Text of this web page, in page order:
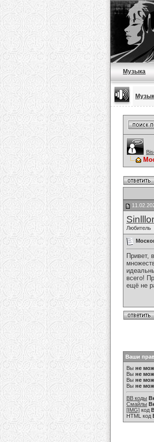
Музыка
Любитель
Привет,
всего!
ещё не
Ваши
Вы не
Вы не
Вы не
Вы не
BB коды
Смайлы
[IMG] код
HTML код